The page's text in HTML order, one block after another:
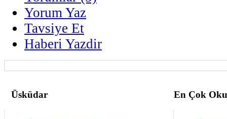
Yorum Yaz
Tavsiye Et
Haberi Yazdir
Üsküdar En Çok